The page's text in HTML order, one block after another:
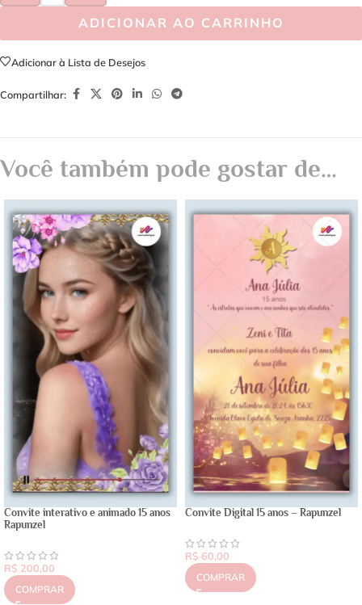
ADICIONAR AO CARRINHO
Adicionar à Lista de Desejos
Compartilhar:
Você também pode gostar de…
Convite interativo e animado 15 anos
Rapunzel
R$ 200,00
COMPRAR
Convite Digital 15 anos – Rapunzel
R$ 60,00
COMPRAR